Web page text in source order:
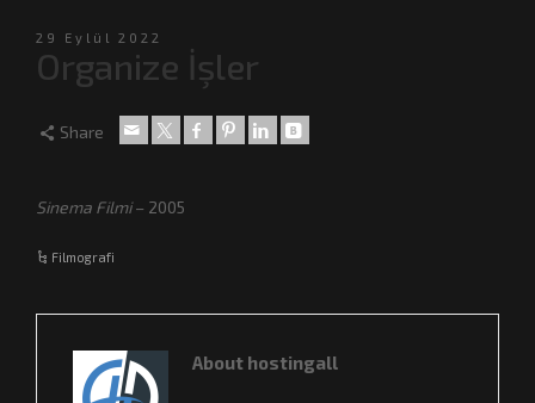
29 Eylül 2022
Organize İşler
Share
Sinema Filmi– 2005
Filmografi
About hostingall